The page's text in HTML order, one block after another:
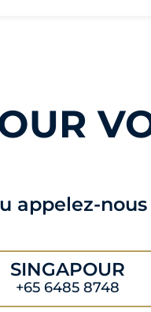
appelez-nous
SINGAPOUR
+65 6485 8748